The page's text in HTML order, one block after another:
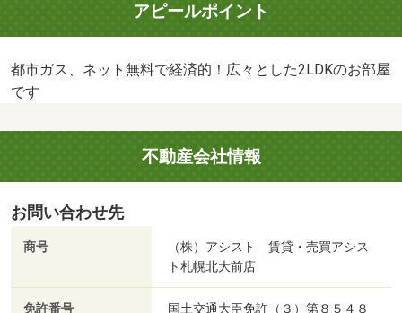
アピールポイント
都市ガス、ネット無料で経済的！広々とした2LDKのお部屋
です
不動産会社情報
お問い合わせ先
商号
（株）アシスト 賃貸・売買アシス
ト札幌北大前店
免許番号
国土交通大臣免許（３）第８５４８